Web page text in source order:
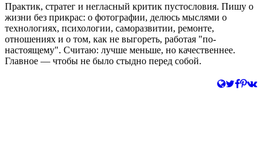
Практик, стратег и негласный критик пустословия. Пишу о
жизни без прикрас: о фотографии, делюсь мыслями о
технологиях, психологии, саморазвитии, ремонте,
отношениях и о том, как не выгореть, работая "по-
настоящему". Считаю: лучше меньше, но качественнее.
Главное — чтобы не было стыдно перед собой.